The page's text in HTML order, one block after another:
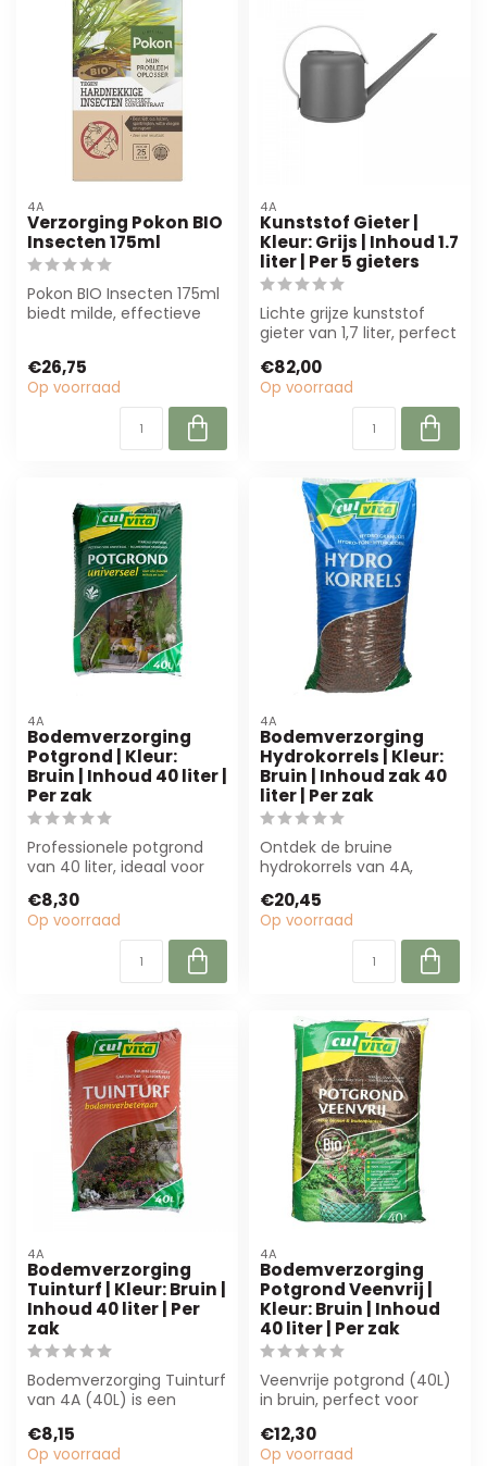
4A
Verzorging Pokon BIO
Insecten 175ml
Pokon BIO Insecten 175ml
biedt milde, effectieve
€26,75
Op voorraad
4A
Kunststof Gieter |
Kleur: Grijs | Inhoud 1.7
liter | Per 5 gieters
Lichte grijze kunststof
gieter van 1,7 liter, perfect
eventpl...
€82,00
Op voorraad
4A
Bodemverzorging
Potgrond | Kleur:
Bruin | Inhoud 40 liter |
Per zak
Professionele potgrond
van 40 liter, ideaal voor
sam...
€8,30
Op voorraad
4A
Bodemverzorging
Hydrokorrels | Kleur:
Bruin | Inhoud zak 40
liter | Per zak
Ontdek de bruine
hydrokorrels van 4A,
interieurdecor...
€20,45
Op voorraad
4A
Bodemverzorging
Tuinturf | Kleur: Bruin |
Inhoud 40 liter | Per
zak
Bodemverzorging Tuinturf
van 4A (40L) is een
verbeterd...
€8,15
Op voorraad
4A
Bodemverzorging
Potgrond Veenvrij |
Kleur: Bruin | Inhoud
40 liter | Per zak
Veenvrije potgrond (40L)
in bruin, perfect voor
groenprofessionals...
€12,30
Op voorraad